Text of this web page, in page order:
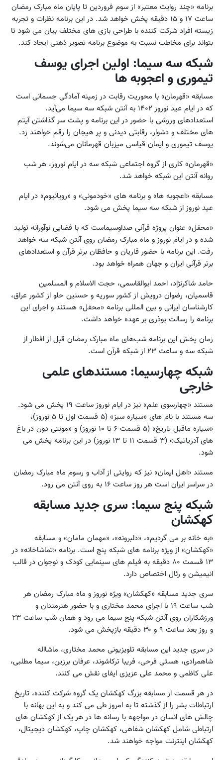
برنامه «چند روایت معتبر» از سوم فروردین تا پایان ماه مبارک رمضان
ساعت ۱۷ و ۱۵ دقیقه پخش خواهد شد. در این برنامه نظرات و تجربه
زیسته افراد شرکت کننده با طراحی بازی های مختلف بیان می شود تا
بتواند برای مخاطب نسبت به موضوع برنامه تصویر ذهنی ایجاد کند.
شبکه سه سیما: اولین اجرای یوسف
تیموری و اعجوبه ها
مسابقه «قهرمان» با محوریت رقابت در زمینه آمادگی جسمانی است
که در ایام عید نوروز ۱۴۰۲ به آنتن شبکه سه سیما می‌آید.
استعدادهای ورزشی با حضور در این برنامه و پشت سر گذاشتن آیتم‌
های مختلف و دشوار، رقابتی دیدنی و پر هیجان را رقم خواهند زد.
یوسف تیموری و ایمان قیاسی میزبان قهرمانان می‌شوند.
«قهرمان» کاری از گروه اجتماعی شبکه سه در ایام نوروز، هر شب
روانه آنتن این شبکه خواهد شد.
مسابقه «اعجوبه ها» و برنامه های «خودمونی» و «رویانیوم» در ایام
عید نوروز از شبکه سه سیما پخش می شود.
«محفل» عنوان پروژه قرآنی صداوسیماست که با فضایی نوآورانه تولید
شده و در ایام نوروز و ماه مبارک رمضان روی آنتن شبکه سه خواهد
رفت. این برنامه با حضور قاریان و حافظان برتر قرآن و استعدادهای
برتر قرآنی ایران و جهان همراه خواهد بود.
حامد شاکرنژاد، احمد ابوالقاسمی، حجت الاسلام و المسلمین
قاسمیان، رضوان درویش از کشور سوریه و حسنین حلو از کشور عراق،
کارشناسان ایرانی و بین المللی برنامه «محفل» هستند و اجرای این
برنامه را رسالت بوذری بر عهده خواهد داشت.
زمان پخش این برنامه شب‌های ماه مبارک رمضان قبل از افطار از
شبکه سه و ساعت ۲۳ از شبکه قرآن است.
شبکه چهارسیما: مستندهای علمی
خارجی
مستند «چهارسوی علم» نیز در ایام نوروز ساعت ۱۹ پخش می شود.
سه مستند با نام های «سیاره سبز» (۵ قسمت اول تا ۵ نوروز)،
«سیاره ماقبل تاریخ» (۵ قسمت ۶ تا ۱۰ نوروز) و «مونتی دون در باغ
های آدریاتیک» (۳ قسمت ۱۱ تا ۱۳ نوروز) در این برنامه پخش می
شود.
مستند «اهل ایمان» نیز که روایتی از آداب و رسوم ماه مبارک رمضان
در سراسر ایران است هر روز ساعت ۱۶ به روی آنتن می رود.
شبکه پنج سیما: سری جدید مسابقه
کهکشان
«به خانه بر می گردیم»، «دلبرونه»، «مهمان مامان» و مسابقه
«کهکشان» از ویژه برنامه های شبکه پنج است. برنامه «تماشاخانه» در
۱۳ قسمت ۸۰ دقیقه به فیلم های سینمایی کودک و نوجوان در قالب
انیمیشن و رئال اختصاص دارد.
سری جدید مسابقه «کهکشان» ویژه نوروز و ماه مبارک رمضان هر
شب ساعت ۱۹ با اجرای محمد مختاری و با حضور هنرمندان و
ورزشکاران روی آنتن شبکه پنج سیما می رود و همان شب ساعت ۲۳
و روز بعد ساعت ۹ و ۳۰ دقیقه بازپخش می شود.
در سری جدید این مسابقه تلویزیونی محمد مختاری، ماشااله
شاهمرادی، هستی فرحی، فریبا ترکاشوند، عرفان برزین، سیما مطلبی،
علی کاظمی و محمد علی عزیزی ایفای نقش می کنند.
در هر قسمت از مسابقه بزرگ کهکشان یک گروه شرکت کننده، تاریخ
ارتباطات بشر را از گذشته تا به امروز طی می کند و به این بهانه با
چالش های انسان در مواجهه با رسانه ها در هر یک از کهکشان های
ارتباطی شامل کهکشان شفاهی، کهکشان چاپ، کهکشان دیجیتال،
کهکشان اینترنت مواجه خواهند شد.